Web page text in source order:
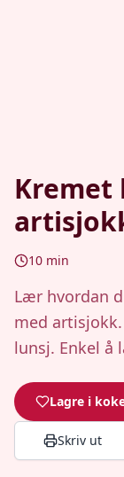
Kremet
10 min
Lær hvordan
med
lunsj. Enkel å
Lagre i
Skriv ut